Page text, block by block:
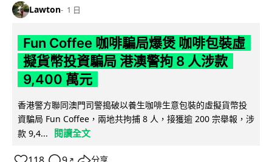
Lawton 1 日
Fun Coffee 咖啡騙局爆煲 咖啡包裝虛
擬貨幣投資騙局 港澳警拘 8 人涉款
9,400 萬元
香港警方聯同澳門司警搗破以養生咖啡生意包裝的虛擬貨幣投
資騙局 Fun Coffee，兩地共拘捕 8 人，接獲逾 200 宗舉報，涉
款 9,4...
閱讀全文
↗